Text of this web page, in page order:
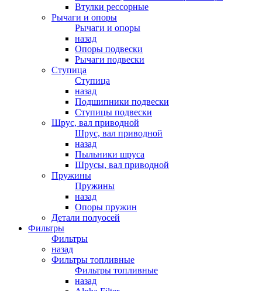
Втулки рессорные
Рычаги и опоры
Рычаги и опоры
назад
Опоры подвески
Рычаги подвески
Ступица
Ступица
назад
Подшипники подвески
Ступицы подвески
Шрус, вал приводной
Шрус, вал приводной
назад
Пыльники шруса
Шрусы, вал приводной
Пружины
Пружины
назад
Опоры пружин
Детали полуосей
Фильтры
Фильтры
назад
Фильтры топливные
Фильтры топливные
назад